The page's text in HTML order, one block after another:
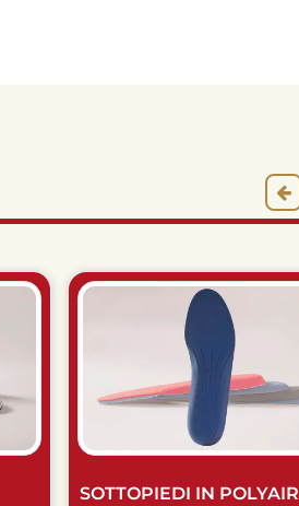
SOTTOPIEDI IN POLYAIR